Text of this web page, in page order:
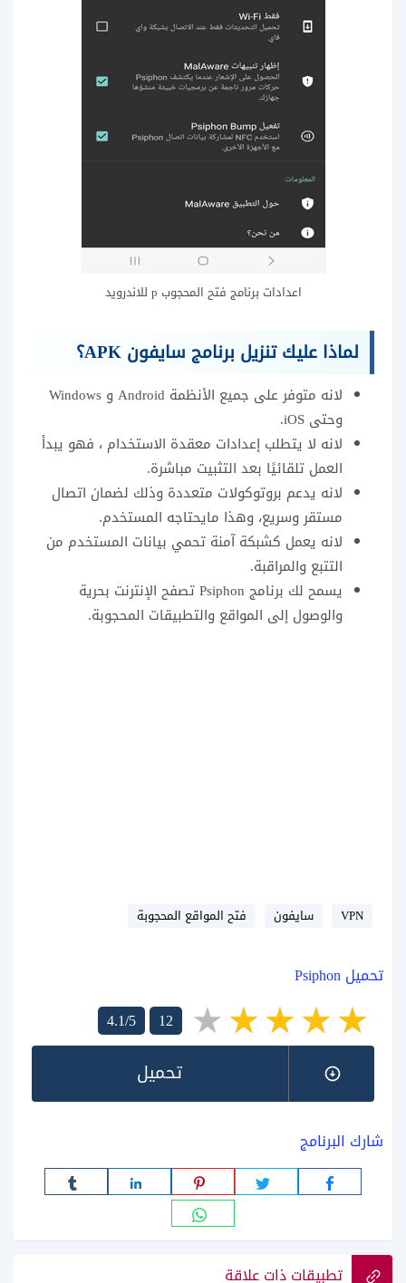
اعدادات برنامج فتح المحجوب p للاندرويد
لماذا عليك تنزيل برنامج سايفون APK؟
لانه متوفر على جميع الأنظمة Android و Windows
وحتى iOS.
لانه لا يتطلب إعدادات معقدة الاستخدام ، فهو يبدأ
العمل تلقائيًا بعد التثبيت مباشرة.
لانه يدعم بروتوكولات متعددة وذلك لضمان اتصال
مستقر وسريع، وهذا مايحتاجه المستخدم.
لانه يعمل كشبكة آمنة تحمي بيانات المستخدم من
التتبع والمراقبة.
يسمح لك برنامج Psiphon تصفح الإنترنت بحرية
والوصول إلى المواقع والتطبيقات المحجوبة.
VPN سايفون فتح المواقع المحجوبة
تحميل Psiphon
4.1/5
12
تحميل
شارك البرنامج
تطبيقات ذات علاقة